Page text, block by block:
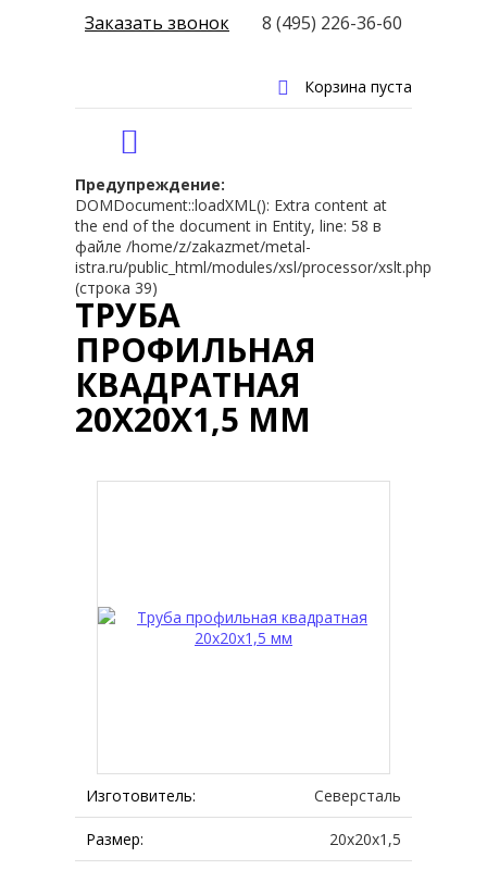
Предупреждение:
DOMDocument::loadXML(): Extra content at
the end of the document in Entity, line: 58 в
файле /home/z/zakazmet/metal-
istra.ru/public_html/modules/xsl/processor/xslt.php
(строка 39)
ТРУБА
ПРОФИЛЬНАЯ
КВАДРАТНАЯ
20Х20Х1,5 ММ
Изготовитель: Северсталь
Размер: 20х20х1,5
Заказать звонок 8 (495) 226-36-60
Корзина пуста